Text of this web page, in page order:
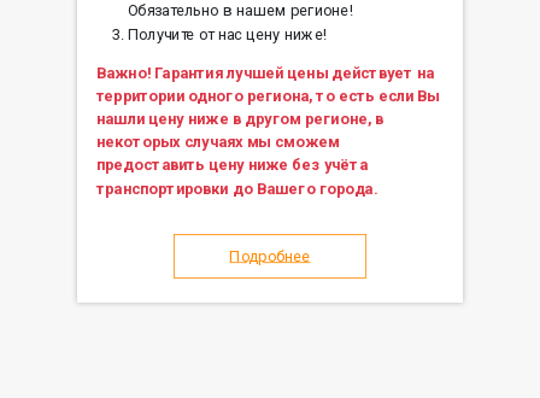
Обязательно в нашем регионе!
Получите от нас цену ниже!
Важно! Гарантия лучшей цены действует на
территории одного региона, то есть если Вы
нашли цену ниже в другом регионе, в
некоторых случаях мы сможем
предоставить цену ниже без учёта
транспортировки до Вашего города.
Подробнее